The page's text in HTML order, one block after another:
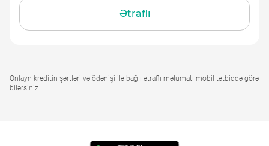
Ətraflı
Onlayn kreditin şərtləri və ödənişi ilə bağlı ətraflı məlumatı mobil tətbiqdə görə
bilərsiniz.